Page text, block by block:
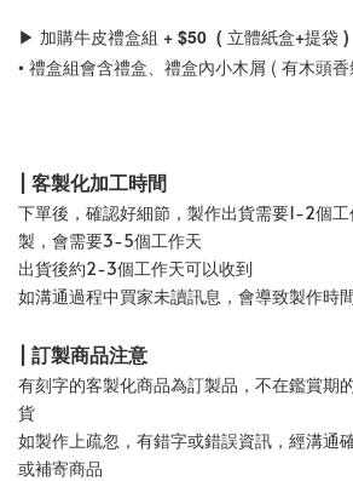
▶ 加購牛皮禮盒組 + $50  ( 立體紙盒+提袋 )
• 禮盒組會含禮盒、禮盒內小木屑 ( 有木頭
| 客製化加工時間
下單後，確認好細節，製作出貨需要1-2個
製，會需要3-5個工作天
出貨後約2-3個工作天可以收到
如溝通過程中買家未讀訊息，會導致製作時
| 訂製商品注意
有刻字的客製化商品為訂製品，不在鑑賞期
貨
如製作上疏忽，有錯字或錯誤資訊，經溝通
或補寄商品